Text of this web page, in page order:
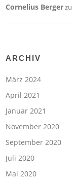
Cornelius Bergerzu
ARCHIV
März 2024
April 2021
Januar 2021
November 2020
September 2020
Juli 2020
Mai 2020